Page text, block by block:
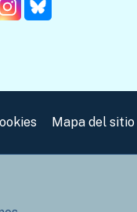
Mapa del sitio